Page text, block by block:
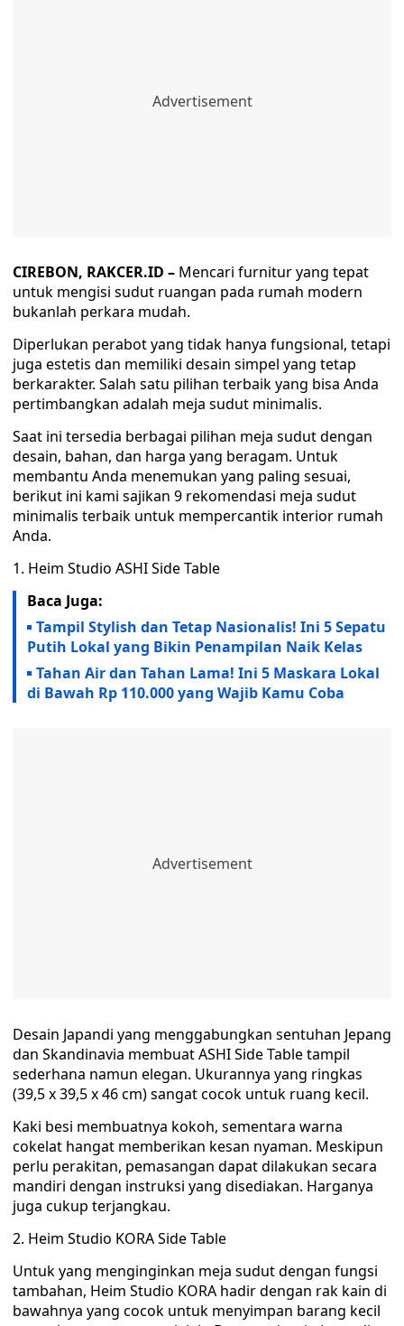
CIREBON, RAKCER.ID – Mencari furnitur yang tepat
untuk mengisi sudut ruangan pada rumah modern
bukanlah perkara mudah.
Diperlukan perabot yang tidak hanya fungsional, tetapi
juga estetis dan memiliki desain simpel yang tetap
berkarakter. Salah satu pilihan terbaik yang bisa Anda
pertimbangkan adalah meja sudut minimalis.
Saat ini tersedia berbagai pilihan meja sudut dengan
desain, bahan, dan harga yang beragam. Untuk
membantu Anda menemukan yang paling sesuai,
berikut ini kami sajikan 9 rekomendasi meja sudut
minimalis terbaik untuk mempercantik interior rumah
Anda.
1. Heim Studio ASHI Side Table
Baca Juga:
Tampil Stylish dan Tetap Nasionalis! Ini 5 Sepatu
Putih Lokal yang Bikin Penampilan Naik Kelas
Tahan Air dan Tahan Lama! Ini 5 Maskara Lokal
di Bawah Rp 110.000 yang Wajib Kamu Coba
Desain Japandi yang menggabungkan sentuhan Jepang
dan Skandinavia membuat ASHI Side Table tampil
sederhana namun elegan. Ukurannya yang ringkas
(39,5 x 39,5 x 46 cm) sangat cocok untuk ruang kecil.
Kaki besi membuatnya kokoh, sementara warna
cokelat hangat memberikan kesan nyaman. Meskipun
perlu perakitan, pemasangan dapat dilakukan secara
mandiri dengan instruksi yang disediakan. Harganya
juga cukup terjangkau.
2. Heim Studio KORA Side Table
Untuk yang menginginkan meja sudut dengan fungsi
tambahan, Heim Studio KORA hadir dengan rak kain di
bawahnya yang cocok untuk menyimpan barang kecil